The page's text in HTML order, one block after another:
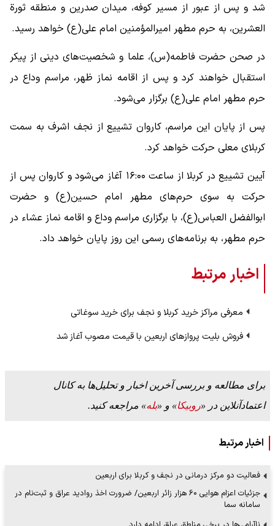
شد و پس از عبور از مسیر کوفه، میدان صدرین و منطقه ثورة
العشرین، به حرم مطهر امیرالمؤمنین امام علی(ع) خواهد رسید.
در صحن حضرت فاطمه(س)، علما و شخصیت‌های دینی از پیکر
استقبال خواهند کرد و پس از اقامه نماز ظهر، مراسم وداع در
حرم مطهر امام علی(ع) برگزار می‌شود.
پس از پایان این مراسم، کاروان تشییع از نجف اشرف به سمت
کربلای معلی حرکت خواهد کرد.
آیین تشییع در کربلا از ساعت ۱۶:۰۰ آغاز می‌شود و کاروان پس از
حرکت به سوی حرم‌های مطهر امام حسین(ع) و حضرت
ابوالفضل العباس(ع)، با برگزاری مراسم وداع و اقامه نماز عشاء در
حرم مطهر، به برنامه‌های رسمی این روز پایان خواهد داد.
اخبار مرتبط
معرفی مراکز خرید کربلا و نجف برای خرید سوغاتی
فروش بلیت پروازهای اربعین با قیمت مصوب آغاز شد
برای مطالعه و بررسی آخرین اخبار و تحلیل‌ها به کانال
اعتمادآنلاین در «روبیکا» و «بله» مراجعه کنید.
اخبار مرتبط
فعالیت دو مرکز درمانی در نجف و کربلا برای اربعین
جزئیات اعزام هوایی 60 هزار زائر اربعین/ ضرورت اخذ روادید عراق و ثبت‌نام در
سامانه سما